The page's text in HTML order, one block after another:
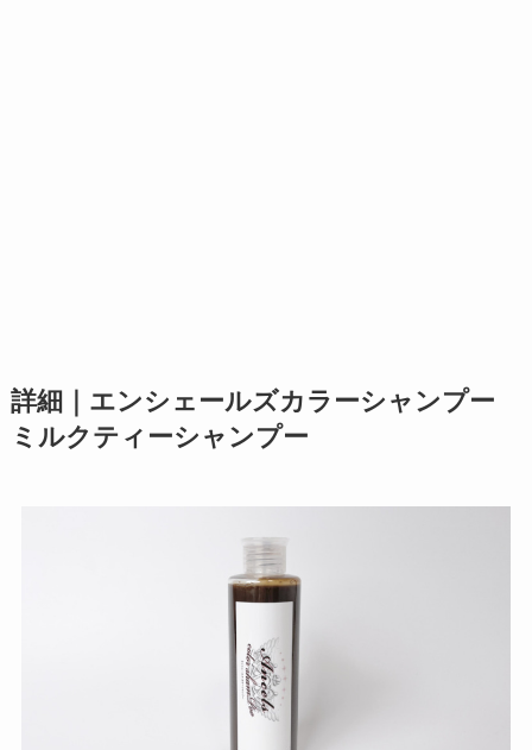
詳細｜エンシェールズカラーシャンプー
ミルクティーシャンプー